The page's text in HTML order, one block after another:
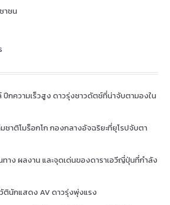
าชน
ปีกความเร็วสูง ดาวรุ่งชาวดัตช์ที่น่าจับตามองใน
าติโมร็อกโก กองกลางอัจฉริยะที่ยุโรปจับตา
ทาง ผลงาน และจุดเด่นของดาราเอวีญี่ปุ่นที่กำลัง
วัตินักแสดง AV ดาวรุ่งพุ่งแรง